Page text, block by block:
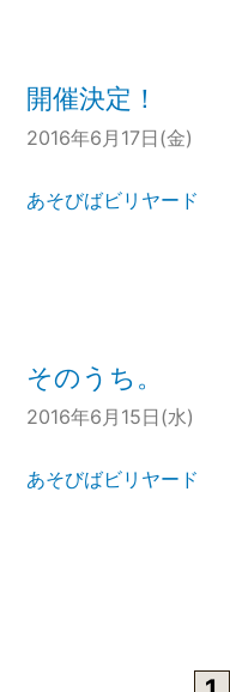
開催決定！
2016年6月17日(金)
あそびばビリヤード
そのうち。
2016年6月15日(水)
あそびばビリヤード